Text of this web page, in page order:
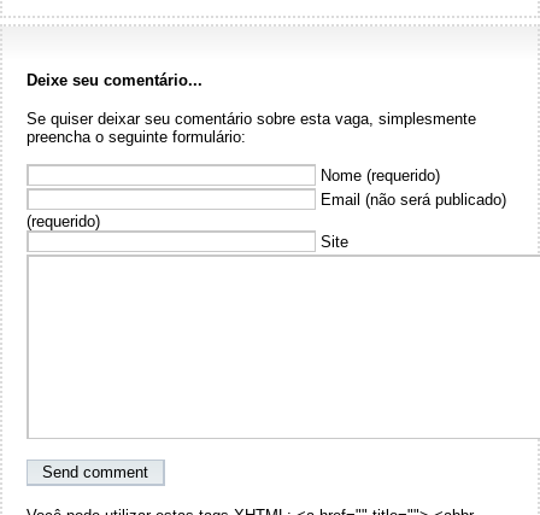
Deixe seu comentário...
Se quiser deixar seu comentário sobre esta vaga, simplesmente
preencha o seguinte formulário:
Nome (requerido)
Email (não será publicado)
(requerido)
Site